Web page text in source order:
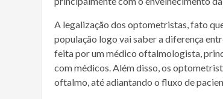
A legalização dos optometristas, fato
população logo vai saber a diferença
feita por um médico oftalmologista,
com médicos. Além disso, os
oftalmo, até adiantando o fluxo de